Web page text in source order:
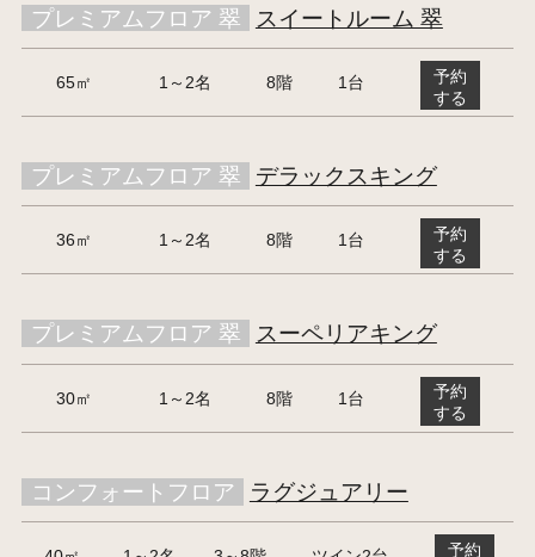
プレミアムフロア 翠 スイートルーム 翠
65㎡ 1～2名 8階 1台
予約
する
プレミアムフロア 翠 デラックスキング
36㎡ 1～2名 8階 1台
予約
する
プレミアムフロア 翠 スーペリアキング
30㎡ 1～2名 8階 1台
予約
する
コンフォートフロア ラグジュアリー
予約